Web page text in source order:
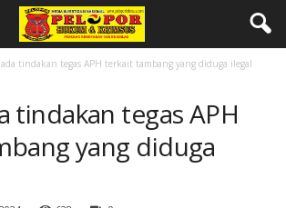
tindakan tegas APH terkait tambang yang diduga ilegal
tindakan tegas APH
yang diduga